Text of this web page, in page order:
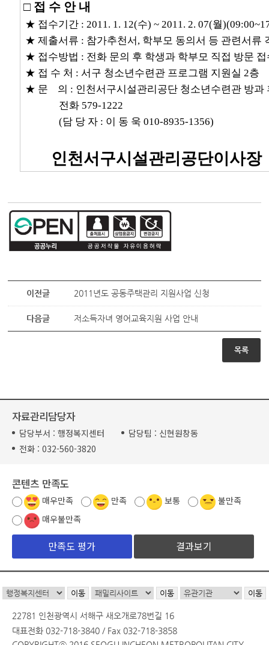
□ 접 수 안 내
★ 접수기간 : 2011. 1. 12(수) ~ 2011. 2. 07(월
★ 제출서류 : 참가추천서, 학부모 동의서 등 관련서류
★ 접수방법 : 전화 문의 후 학생과 학부모 직접 방문 접
★ 접 수 처 : 서구 청소년수련관 프로그램 지원실 2층
★ 문 의 : 인천서구시설관리공단 청소년수련관 방과
전화 579-1222
(담 당 자 : 이 동 욱 010-8935-1356)
인천서구시설관리공단이사장
이전글 2011년도 공동주택관리 지원사업 신청
다음글 저소득자녀 영어교육지원 사업 안내
목록
자료관리담당자
담당부서 : 행정복지센터 담당팀 : 신현원창동
전화 : 032-560-3820
콘텐츠 만족도
매우만족 만족 보통
불만족
매우불만족
결과보기
22781 인천광역시 서해구 새오개로78번길 16
대표전화 032-718-3840 / Fax 032-718-3858